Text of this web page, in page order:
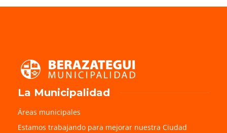
La Municipalidad
Áreas municipales
Estamos trabajando para mejorar nuestra Ciudad